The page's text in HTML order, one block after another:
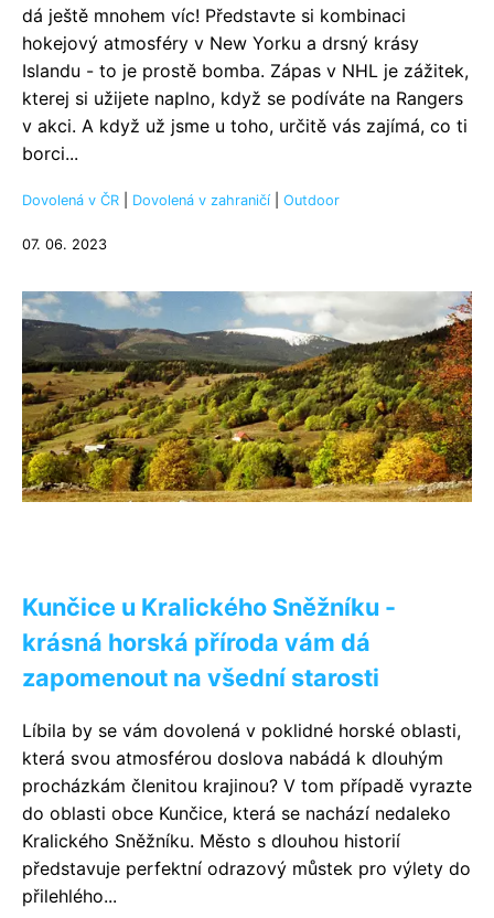
dá ještě mnohem víc! Představte si kombinaci
hokejový atmosféry v New Yorku a drsný krásy
Islandu - to je prostě bomba. Zápas v NHL je zážitek,
kterej si užijete naplno, když se podíváte na Rangers
v akci. A když už jsme u toho, určitě vás zajímá, co ti
borci...
Dovolená v ČR Dovolená v zahraničí Outdoor
07. 06. 2023
Kunčice u Kralického Sněžníku -
krásná horská příroda vám dá
zapomenout na všední starosti
Líbila by se vám dovolená v poklidné horské oblasti,
která svou atmosférou doslova nabádá k dlouhým
procházkám členitou krajinou? V tom případě vyrazte
do oblasti obce Kunčice, která se nachází nedaleko
Kralického Sněžníku. Město s dlouhou historií
představuje perfektní odrazový můstek pro výlety do
přilehlého...